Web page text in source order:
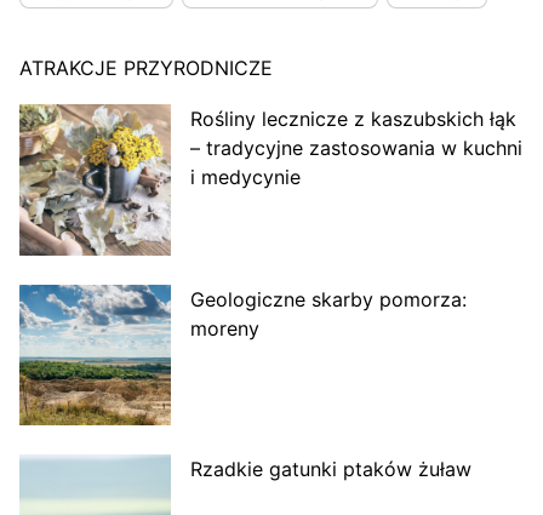
ATRAKCJE PRZYRODNICZE
Rośliny lecznicze z kaszubskich łąk
– tradycyjne zastosowania w kuchni
i medycynie
Geologiczne skarby pomorza:
moreny
Rzadkie gatunki ptaków żuław